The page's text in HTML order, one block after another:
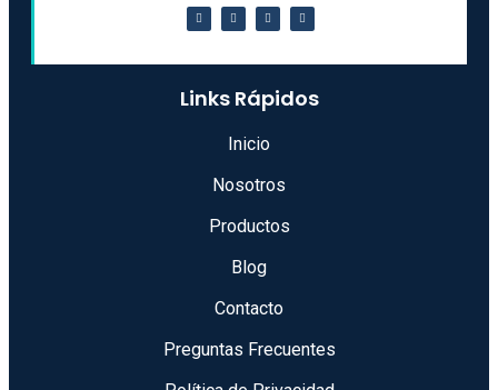
Links Rápidos
Inicio
Nosotros
Productos
Blog
Contacto
Preguntas Frecuentes